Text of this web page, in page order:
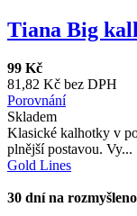
Tiana Big
99 Kč
81,82 Kč bez DPH
Porovnání
Skladem
Klasické kalhotky v
plnější postavou. Vy...
Gold Lines
30 dní na